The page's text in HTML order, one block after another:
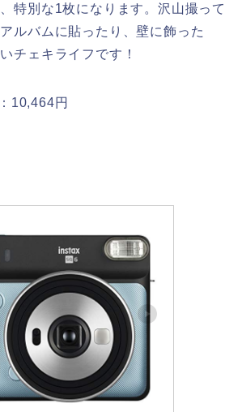
特別な1枚になります。沢山撮って
ルバムに貼ったり、壁に飾った
チェキライフです！
10,464円